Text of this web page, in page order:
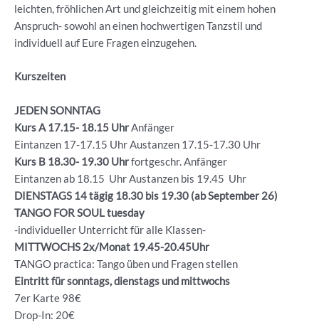
leichten, fröhlichen Art und gleichzeitig mit einem hohen
Anspruch- sowohl an einen hochwertigen Tanzstil und
individuell auf Eure Fragen einzugehen.
Kurszeiten
JEDEN SONNTAG
Kurs A 17.15- 18.15 UhrAnfänger
Eintanzen 17-17.15 Uhr Austanzen 17.15-17.30 Uhr
Kurs B 18.30- 19.30 Uhrfortgeschr. Anfänger
Eintanzen ab 18.15 Uhr Austanzen bis 19.45 Uhr
DIENSTAGS 14 tägig 18.30 bis 19.30 (ab September 26)
TANGO FOR SOUL tuesday
-individueller Unterricht für alle Klassen-
MITTWOCHS 2x/Monat 19.45-20.45Uhr
TANGO practica: Tango üben und Fragen stellen
Eintritt für sonntags, dienstags und mittwochs
7er Karte 98€
Drop-In: 20€